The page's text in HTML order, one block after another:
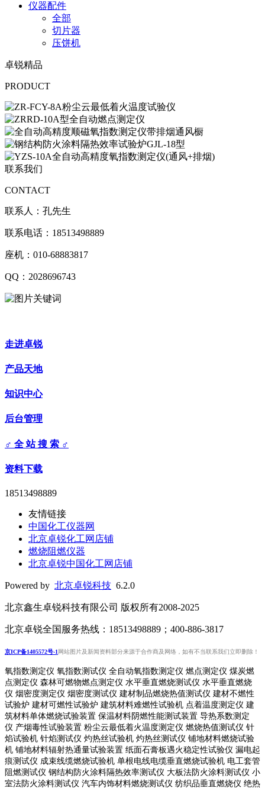
仪器配件
全部
切片器
压饼机
卓锐精品
PRODUCT
联系我们
CONTACT
联系人：孔先生
联系电话：18513498889
座机：010-68883817
QQ：2028696743
走进卓锐
产品天地
知识中心
后台管理
♂ 全 站 搜 索 ♂
资料下载
18513498889
友情链接
中国化工仪器网
北京卓锐化工网店铺
燃烧阻燃仪器
北京卓锐中国化工网店铺
Powered by 北京卓锐科技 6.2.0
北京鑫生卓锐科技有限公司 版权所有2008-2025
北京卓锐全国服务热线：18513498889；400-886-3817
京ICP备1405572号-1网站图片及新闻资料部分来源于合作商及网络，如有不当联系我们立即删除！
氧指数测定仪 氧指数测试仪 全自动氧指数测定仪 燃点测定仪 煤炭燃
点测定仪 森林可燃物燃点测定仪 水平垂直燃烧测试仪 水平垂直燃烧
仪 烟密度测定仪 烟密度测试仪 建材制品燃烧热值测试仪 建材不燃性
试验炉 建材可燃性试验炉 建筑材料难燃性试验机 点着温度测定仪 建
筑材料单体燃烧试验装置 保温材料阴燃性能测试装置 导热系数测定
仪 产烟毒性试验装置 粉尘云最低着火温度测定仪 燃烧热值测试仪 针
焰试验机 针焰测试仪 灼热丝试验机 灼热丝测试仪 铺地材料燃烧试验
机 铺地材料辐射热通量试验装置 纸面石膏板遇火稳定性试验仪 漏电起
痕测试仪 成束线缆燃烧试验机 单根电线电缆垂直燃烧试验机 电工套管
阻燃测试仪 钢结构防火涂料隔热效率测试仪 大板法防火涂料测试仪 小
室法防火涂料测试仪 汽车内饰材料燃烧测试仪 纺织品垂直燃烧仪 绝热